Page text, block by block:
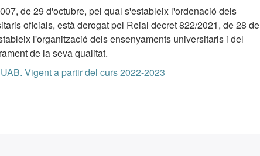
de 29 d'octubre, pel qual s'estableix l'ordenació dels
oficials, està derogat pel Reial decret 822/2021, de 28 de
l'organització dels ensenyaments universitaris i del
de la seva qualitat.
Vigent a partir del curs 2022-2023